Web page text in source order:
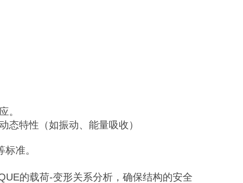
。
态特性（如振动、能量吸收）
准。
的载荷-变形关系分析，确保结构的安全